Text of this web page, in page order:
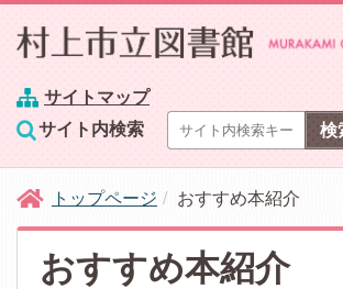
サイトマップ
サイト内検索
トップページ おすすめ本紹介
おすすめ本紹介